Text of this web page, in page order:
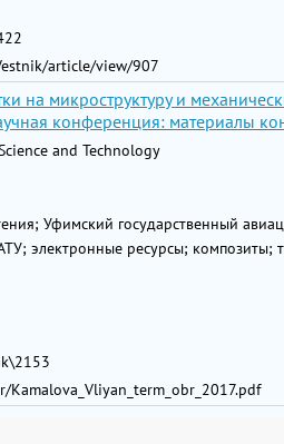
article/view/907
на микроструктуру и
конференция: материалы
and Technology
Уфимский государственный
электронные ресурсы; композиты;